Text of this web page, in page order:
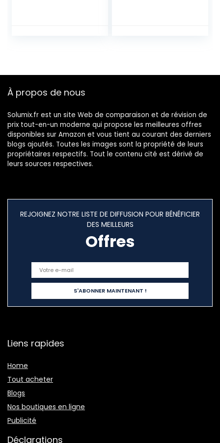
À propos de nous
Solumix.fr est un site Web de comparaison et de révision de
prix tout-en-un moderne qui propose les meilleures offres
disponibles sur Amazon et vous tient au courant des derniers
blogs ajoutés. Toutes les images sont la propriété de leurs
propriétaires respectifs. Tout le contenu cité est dérivé de
leurs sources respectives.
REJOIGNEZ NOTRE LISTE DE DIFFUSION POUR BÉNÉFICIER
DES MEILLEURS
Offres
Liens rapides
Home
Tout acheter
Blogs
Nos boutiques en ligne
Publicité
Déclarations